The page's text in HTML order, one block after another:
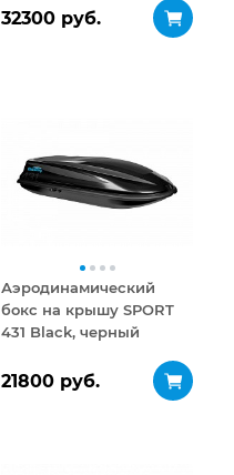
32300 руб.
Аэродинамический
бокс на крышу SPORT
431 Black, черный
21800 руб.